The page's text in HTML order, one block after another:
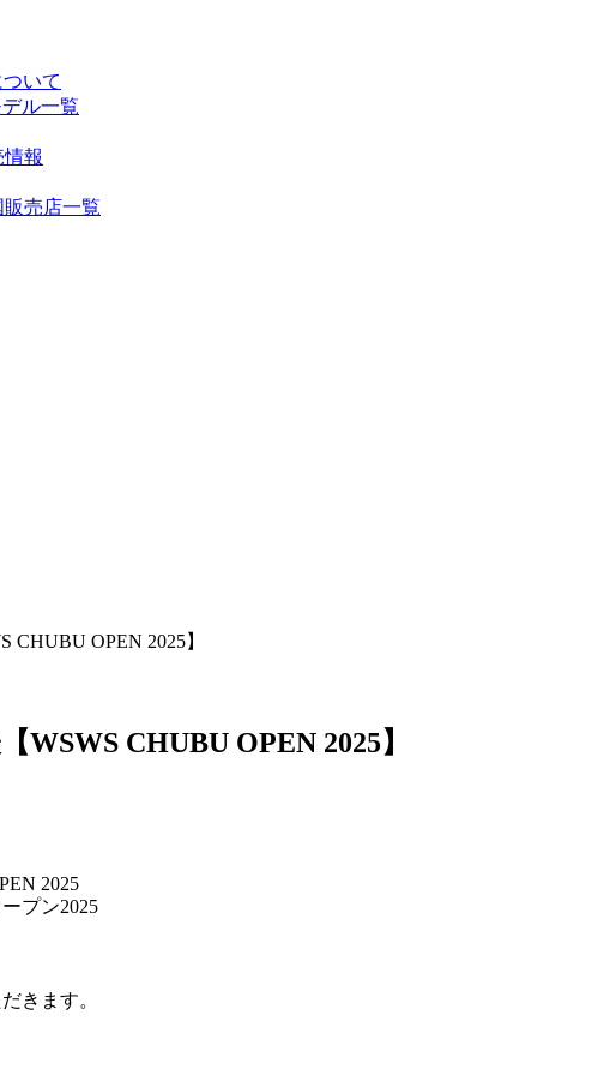
いて
ル一覧
報
売店一覧
CHUBU OPEN 2025】
CHUBU OPEN 2025】
2025
プン2025
きます。